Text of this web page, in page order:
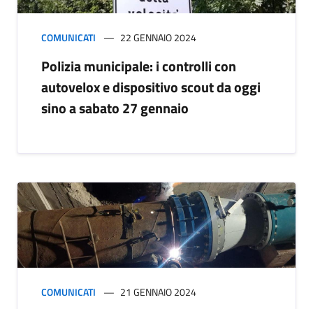
COMUNICATI 22 GENNAIO 2024
Polizia municipale: i controlli con
autovelox e dispositivo scout da oggi
sino a sabato 27 gennaio
COMUNICATI 21 GENNAIO 2024